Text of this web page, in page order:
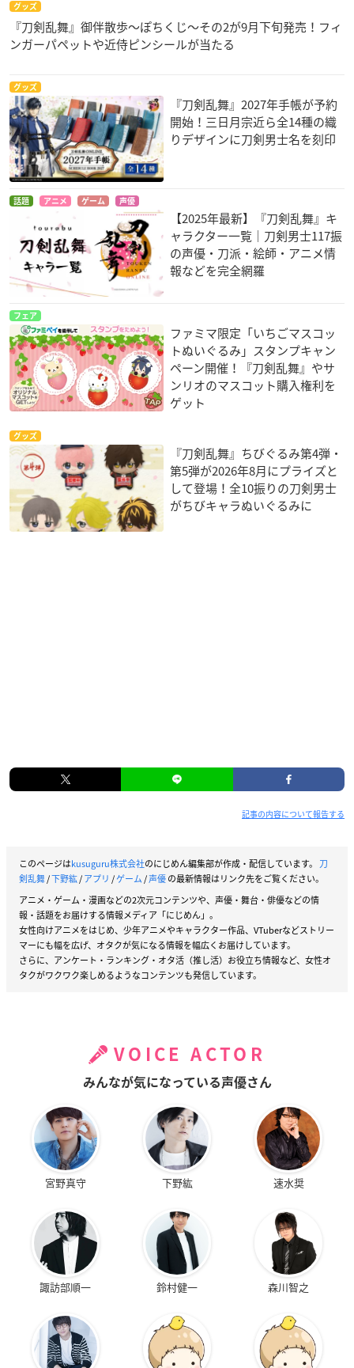
グッズ
『刀剣乱舞』御伴散歩～ぽちくじ～その2が9月下旬発売！フィ
ンガーパペットや近侍ピンシールが当たる
グッズ
『刀剣乱舞』2027年手帳が予約
開始！三日月宗近ら全14種の織
りデザインに刀剣男士名を刻印
話題 アニメ ゲーム 声優
【2025年最新】『刀剣乱舞』キ
ャラクター一覧｜刀剣男士117振
の声優・刀派・絵師・アニメ情
報などを完全網羅
フェア
ファミマ限定「いちごマスコッ
トぬいぐるみ」スタンプキャン
ペーン開催！『刀剣乱舞』やサ
ンリオのマスコット購入権利を
ゲット
グッズ
『刀剣乱舞』ちびぐるみ第4弾・
第5弾が2026年8月にプライズと
して登場！全10振りの刀剣男士
がちびキャラぬいぐるみに
記事の内容について報告する
このページはkusuguru株式会社のにじめん編集部が作成・配信しています。 刀
剣乱舞/下野紘/アプリ /ゲーム/声優の最新情報はリンク先をご覧ください。
アニメ・ゲーム・漫画などの2次元コンテンツや、声優・舞台・俳優などの情
報・話題をお届けする情報メディア「にじめん」。
女性向けアニメをはじめ、少年アニメやキャラクター作品、VTuberなどストリー
マーにも幅を広げ、オタクが気になる情報を幅広くお届けしています。
さらに、アンケート・ランキング・オタ活（推し活）お役立ち情報など、女性オ
タクがワクワク楽しめるようなコンテンツも発信しています。
VOICE ACTOR
みんなが気になっている声優さん
宮野真守 下野紘 速水奨
諏訪部順一 鈴村健一 森川智之